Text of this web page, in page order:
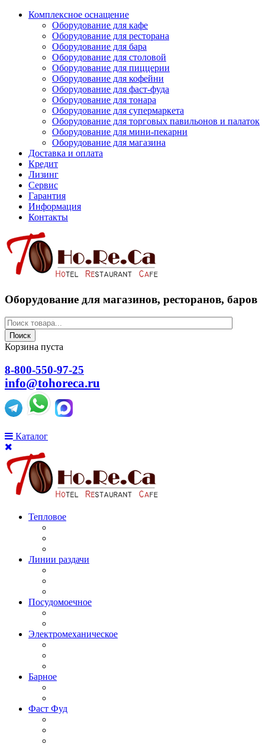
Комплексное оснащение
Оборудование для кафе
Оборудование для ресторана
Оборудование для бара
Оборудование для столовой
Оборудование для пиццерии
Оборудование для кофейни
Оборудование для фаст-фуда
Оборудование для тонара
Оборудование для супермаркета
Оборудование для торговых павильонов и палаток
Оборудование для мини-пекарни
Оборудование для магазина
Доставка и оплата
Кредит
Лизинг
Сервис
Гарантия
Информация
Контакты
Оборудование для магазинов, ресторанов, баров
Поиск
Корзина пуста
8-800-550-97-25
info@tohoreca.ru
Каталог
Тепловое
Линии раздачи
Посудомоечное
Электромеханическое
Барное
Фаст Фуд